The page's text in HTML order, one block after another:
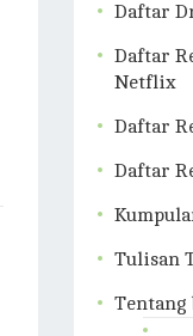
Daftar
Daftar
Netflix
Daftar
Daftar
Tulisan
Tentang